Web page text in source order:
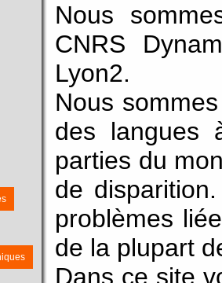
Nous
CNRS
Lyon2.
Nous
des langues
parties du
de
problèmes
de la plupart
Dans ce site